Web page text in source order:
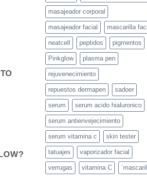
masajeador corporal
masajeador facial mascarilla
neatcell peptidos pigmentos
Pinkglow plasma pen
rejuvenecimiento
repuestos dermapen sadoer
serum serum acido hialuronico
serum antienvejecimiento
serum vitamina c skin tester
tatuajes vaporizador facial
verrugas vitamina C